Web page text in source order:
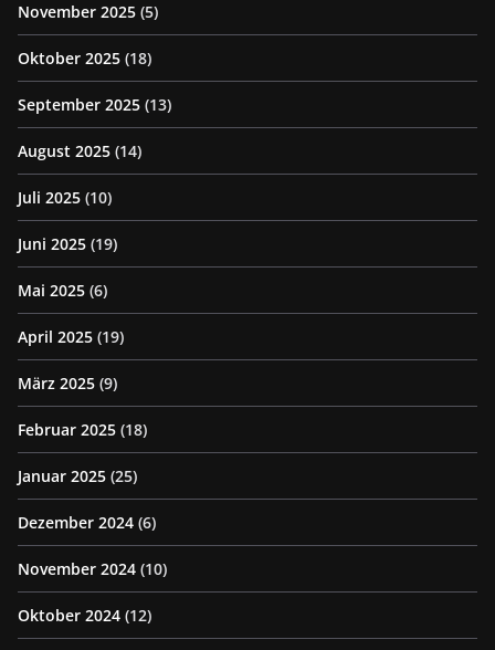
November 2025 (5)
Oktober 2025 (18)
September 2025 (13)
August 2025 (14)
Juli 2025 (10)
Juni 2025 (19)
Mai 2025 (6)
April 2025 (19)
März 2025 (9)
Februar 2025 (18)
Januar 2025 (25)
Dezember 2024 (6)
November 2024 (10)
Oktober 2024 (12)